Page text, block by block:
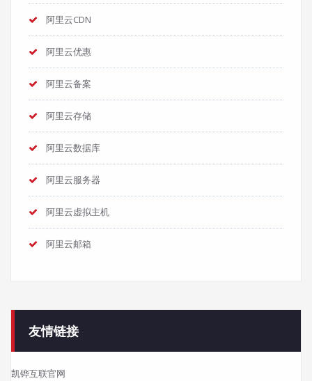
阿里云CDN
阿里云优惠
阿里云备案
阿里云存储
阿里云数据库
阿里云服务器
阿里云虚拟主机
阿里云邮箱
友情链接
凯铧互联官网